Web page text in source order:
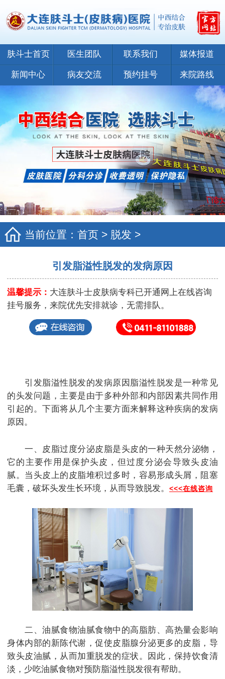
肤斗士首页 医生团队 联系我们 媒体报道
新闻中心 病友交流 预约挂号 来院路线
当前位置： 首页 > 脱发 >
引发脂溢性脱发的发病原因
温馨提示： 大连肤斗士皮肤病专科已开通网上在线咨询
挂号服务，来院优先安排就诊，无需排队。
引发脂溢性脱发的发病原因脂溢性脱发是一种常见
的头发问题，主要是由于多种外部和内部因素共同作用
引起的。下面将从几个主要方面来解释这种疾病的发病
原因。
一、皮脂过度分泌皮脂是头皮的一种天然分泌物，
它的主要作用是保护头皮，但过度分泌会导致头皮油
腻。当头皮上的皮脂堆积过多时，容易形成头屑，阻塞
毛囊，破坏头发生长环境，从而导致脱发。 <<<在线咨询
二、油腻食物油腻食物中的高脂肪、高热量会影响
身体内部的新陈代谢，促使皮脂腺分泌更多的皮脂，导
致头皮油腻，从而加重脱发的症状。因此，保持饮食清
淡，少吃油腻食物对预防脂溢性脱发很有帮助。